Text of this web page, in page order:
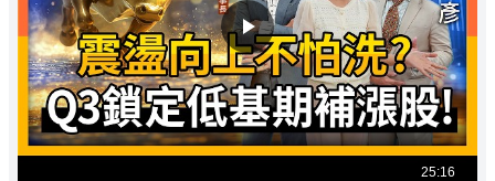
25:16